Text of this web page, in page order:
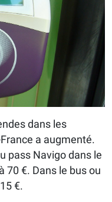
dans les
a augmenté.
pass Navigo dans le
70 €. Dans le bus ou
€.